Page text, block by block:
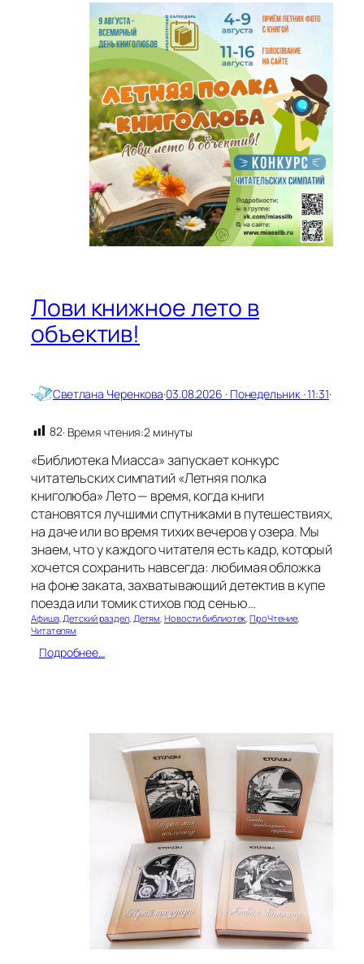
э
т
о
м
а
л
е
н
ь
к
я
ж
и
з
н
Лови книжное лето в
объектив!
· Светлана Черенкова·03.08.2026 · Понедельник · 11:31·
82· Время чтения:2 минуты
«Библиотека Миасса» запускает конкурс
читательских симпатий «Летняя полка
книголюба» Лето — время, когда книги
становятся лучшими спутниками в путешествиях,
на даче или во время тихих вечеров у озера. Мы
знаем, что у каждого читателя есть кадр, который
хочется сохранить навсегда: любимая обложка
на фоне заката, захватывающий детектив в купе
поезда или томик стихов под сенью…
Афиша, Детский раздел, Детям , Новости библиотек , ПроЧтение
Читателям
Подробнее…
о
б
ъ